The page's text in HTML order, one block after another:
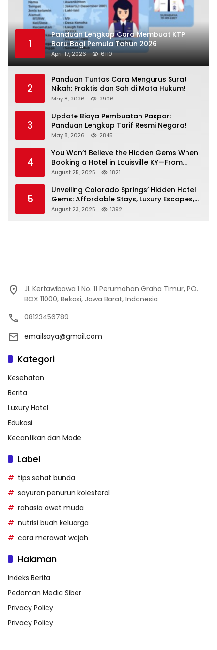
1
Panduan Lengkap Cara Membuat KTP
Baru Bagi Pemula Tahun 2026
April 17, 2026 6110
2
Panduan Tuntas Cara Mengurus Surat
Nikah: Praktis dan Sah di Mata Hukum!
May 8, 2026 2906
3
Update Biaya Pembuatan Paspor:
Panduan Lengkap Tarif Resmi Negara!
May 8, 2026 2845
4
You Won’t Believe the Hidden Gems When
Booking a Hotel in Louisville KY—From
Cheap to Luxe!
August 25, 2025 1821
5
Unveiling Colorado Springs’ Hidden Hotel
Gems: Affordable Stays, Luxury Escapes,
and Everything In Between!
August 23, 2025 1392
Jl. Kertawibawa 1 No. 11 Perumahan Graha Timur, PO.
BOX 11000, Bekasi, Jawa Barat, Indonesia
08123456789
emailsaya@gmail.com
Kategori
Kesehatan
Berita
Luxury Hotel
Edukasi
Kecantikan dan Mode
Label
tips sehat bunda
sayuran penurun kolesterol
rahasia awet muda
nutrisi buah keluarga
cara merawat wajah
Halaman
Indeks Berita
Pedoman Media Siber
Privacy Policy
Privacy Policy